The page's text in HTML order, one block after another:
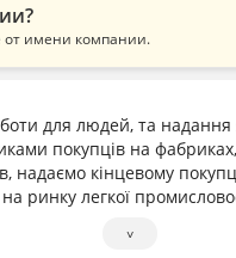
от имени компании.
для людей, та
покупців на
надаємо кінцевому
ринку легкої
покупця як
˅